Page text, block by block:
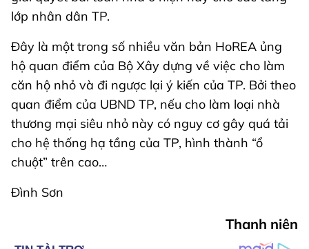
lớp nhân dân TP.
Đây là một trong số nhiều văn bản HoREA ủng
hộ quan điểm của Bộ Xây dựng về việc cho làm
căn hộ nhỏ và đi ngược lại ý kiến của TP. Bởi theo
quan điểm của UBND TP, nếu cho làm loại nhà
thương mại siêu nhỏ này có nguy cơ gây quá tải
cho hệ thống hạ tầng của TP, hình thành “ổ
chuột” trên cao…
Đình Sơn
Thanh niên